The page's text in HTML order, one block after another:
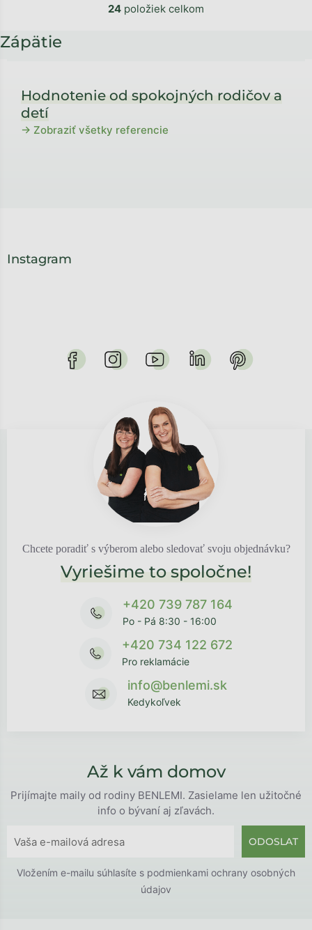
24 položiek celkom
Zápätie
Hodnotenie od spokojných rodičov a
detí
→ Zobraziť všetky referencie
Instagram
Chcete poradiť s výberom alebo sledovať svoju objednávku?
Vyriešime to spoločne!
+420 739 787 164
Po - Pá 8:30 - 16:00
+420 734 122 672
Pro reklamácie
info@benlemi.sk
Kedykoľvek
Až k vám domov
Prijímajte maily od rodiny BENLEMI. Zasielame len užitočné
info o bývaní aj zľavách.
ODOSLAT
Vložením e-mailu súhlasíte s podmienkami ochrany osobných
údajov